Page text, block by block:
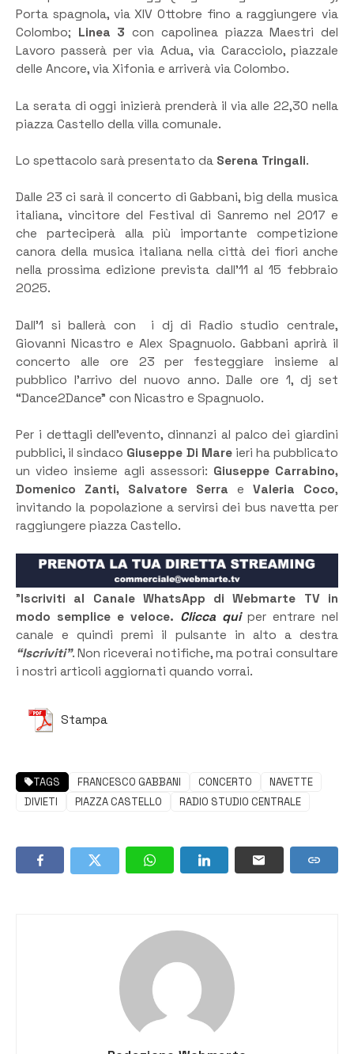
Porta spagnola, via XIV Ottobre fino a raggiungere via
Colombo; Linea 3 con capolinea piazza Maestri del
Lavoro passerà per via Adua, via Caracciolo, piazzale
delle Ancore, via Xifonia e arriverà via Colombo.
La serata di oggi inizierà prenderà il via alle 22,30 nella
piazza Castello della villa comunale.
Lo spettacolo sarà presentato da Serena Tringali.
Dalle 23 ci sarà il concerto di Gabbani, big della musica
italiana, vincitore del Festival di Sanremo nel 2017 e
che parteciperà alla più importante competizione
canora della musica italiana nella città dei fiori anche
nella prossima edizione prevista dall’11 al 15 febbraio
2025.
Dall’1 si ballerà con i dj di Radio studio centrale,
Giovanni Nicastro e Alex Spagnuolo. Gabbani aprirà il
concerto alle ore 23 per festeggiare insieme al
pubblico l’arrivo del nuovo anno. Dalle ore 1, dj set
“Dance2Dance” con Nicastro e Spagnuolo.
Per i dettagli dell’evento, dinnanzi al palco dei giardini
pubblici, il sindaco Giuseppe Di Mareieri ha pubblicato
un video insieme agli assessori: Giuseppe Carrabino,
Domenico Zanti, Salvatore Serra e Valeria Coco,
invitando la popolazione a servirsi dei bus navetta per
raggiungere piazza Castello.
”Iscriviti al Canale WhatsApp di Webmarte TV in
modo semplice e veloce. Clicca quiper entrare nel
canale e quindi premi il pulsante in alto a destra
“Iscriviti”. Non riceverai notifiche, ma potrai consultare
i nostri articoli aggiornati quando vorrai.
Stampa
TAGS FRANCESCO GABBANI CONCERTO
NAVETTE
DIVIETI
PIAZZA CASTELLO RADIO STUDIO CENTRALE